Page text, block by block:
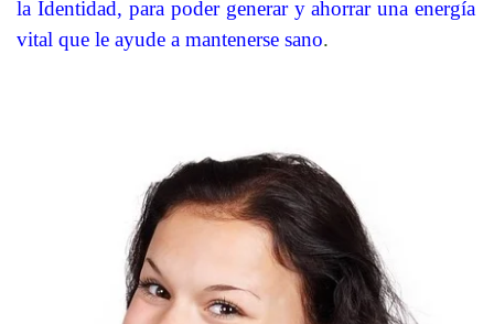
la Identidad, para poder generar y ahorrar una energía
vital que le ayude a mantenerse sano.